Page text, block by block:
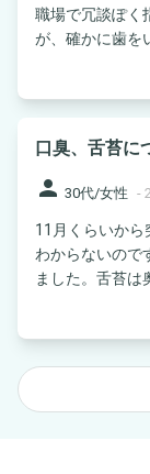
職場で冗談ぽく
が、確かに歯を
口臭、舌苔に
person 30代/女性 -
11月くらいから
わからないので
ました。舌苔は